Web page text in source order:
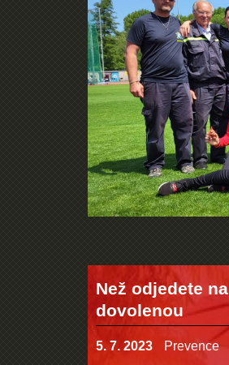
Než odjedete na
dovolenou
5. 7. 2023 Prevence